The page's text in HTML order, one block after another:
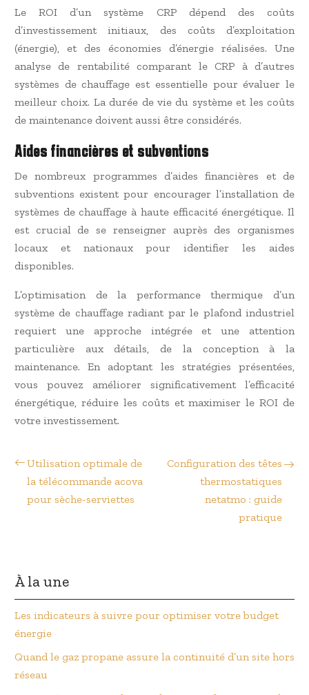
Le ROI d’un système CRP dépend des coûts
d’investissement initiaux, des coûts d’exploitation
(énergie), et des économies d’énergie réalisées. Une
analyse de rentabilité comparant le CRP à d’autres
systèmes de chauffage est essentielle pour évaluer le
meilleur choix. La durée de vie du système et les coûts
de maintenance doivent aussi être considérés.
Aides financières et subventions
De nombreux programmes d’aides financières et de
subventions existent pour encourager l’installation de
systèmes de chauffage à haute efficacité énergétique. Il
est crucial de se renseigner auprès des organismes
locaux et nationaux pour identifier les aides
disponibles.
L’optimisation de la performance thermique d’un
système de chauffage radiant par le plafond industriel
requiert une approche intégrée et une attention
particulière aux détails, de la conception à la
maintenance. En adoptant les stratégies présentées,
vous pouvez améliorer significativement l’efficacité
énergétique, réduire les coûts et maximiser le ROI de
votre investissement.
Utilisation optimale de
la télécommande acova
pour sèche-serviettes
Configuration des têtes
thermostatiques
netatmo : guide
pratique
À la une
Les indicateurs à suivre pour optimiser votre budget
énergie
Quand le gaz propane assure la continuité d’un site hors
réseau